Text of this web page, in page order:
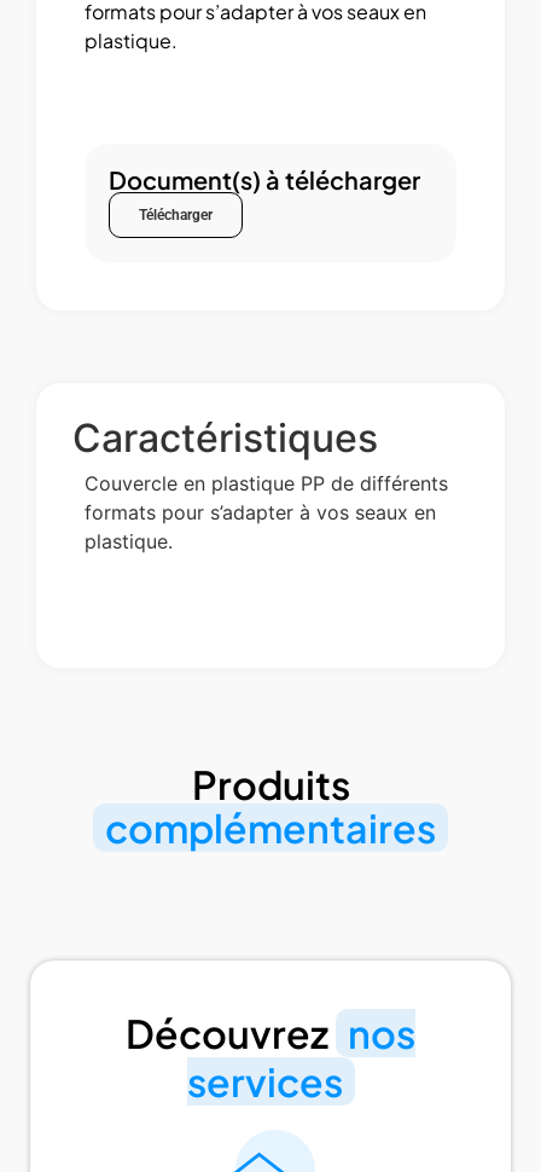
formats pour s’adapter à vos seaux en
plastique.
Document(s) à télécharger
Télécharger
Caractéristiques
Couvercle en plastique PP de différents
formats pour s’adapter à vos seaux en
plastique.
Produits
complémentaires
Découvrez nos
services